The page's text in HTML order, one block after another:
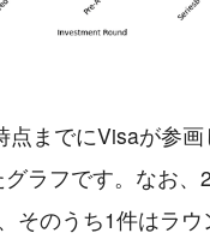
までにVisaが参
ラフです。なお
そのうち1件はラ